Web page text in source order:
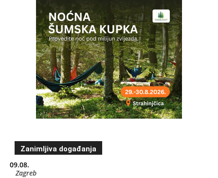
Zanimljiva događanja
09.08.
Zagreb